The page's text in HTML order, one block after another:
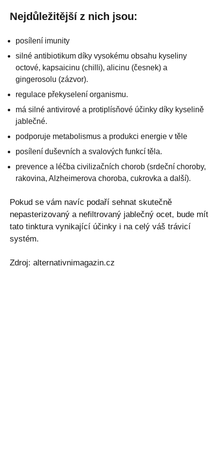
Nejdůležitější z nich jsou:
posílení imunity
silné antibiotikum díky vysokému obsahu kyseliny
octové, kapsaicinu (chilli), alicinu (česnek) a
gingerosolu (zázvor).
regulace překyselení organismu.
má silné antivirové a protiplísňové účinky díky kyselině
jablečné.
podporuje metabolismus a produkci energie v těle
posílení duševních a svalových funkcí těla.
prevence a léčba civilizačních chorob (srdeční choroby,
rakovina, Alzheimerova choroba, cukrovka a další).
Pokud se vám navíc podaří sehnat skutečně
nepasterizovaný a nefiltrovaný jablečný ocet, bude mít
tato tinktura vynikající účinky i na celý váš trávicí
systém.
Zdroj: alternativnimagazin.cz